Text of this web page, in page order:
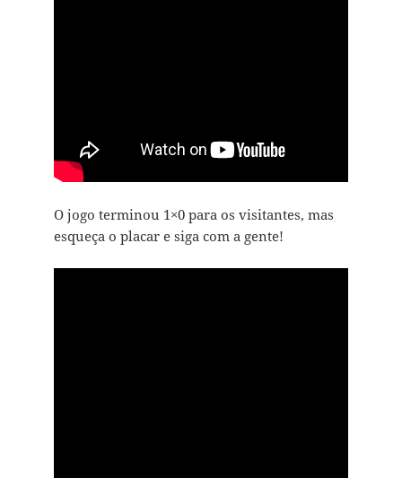
O jogo terminou 1×0 para os visitantes, mas
esqueça o placar e siga com a gente!